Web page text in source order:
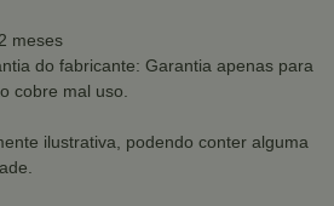
meses
do fabricante: Garantia apenas para
cobre mal uso.
ilustrativa, podendo conter alguma